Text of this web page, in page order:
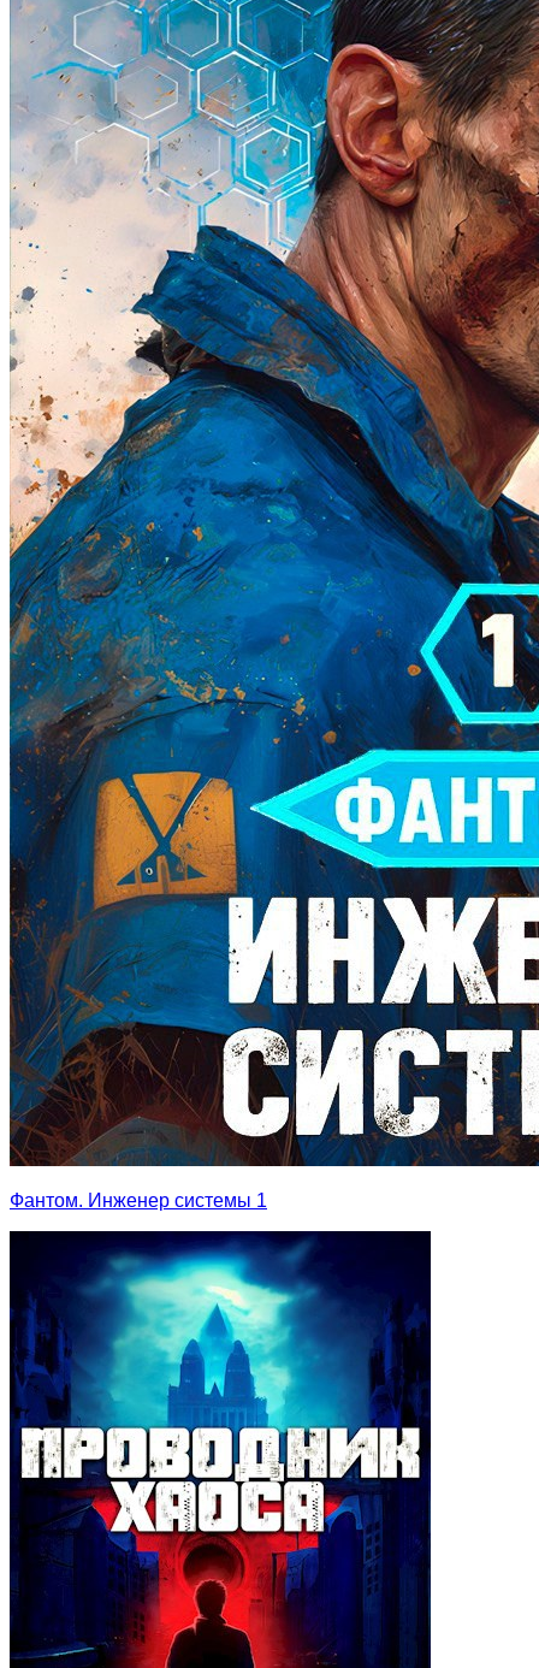
Фантом. Инженер системы 1